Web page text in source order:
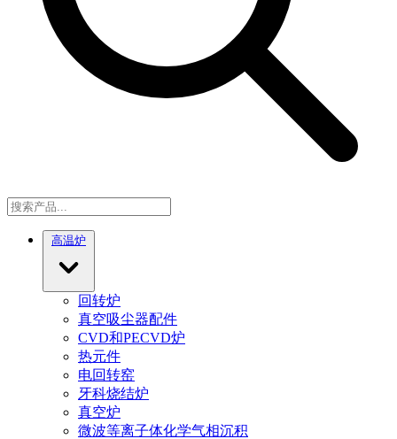
高温炉
回转炉
真空吸尘器配件
CVD和PECVD炉
热元件
电回转窑
牙科烧结炉
真空炉
微波等离子体化学气相沉积